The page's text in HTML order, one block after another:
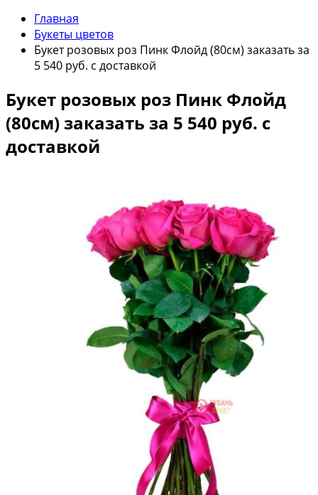
Главная
Букеты цветов
Букет розовых роз Пинк Флойд (80см) заказать за
5 540 руб. с доставкой
Букет розовых роз Пинк Флойд
(80см) заказать за 5 540 руб. с
доставкой